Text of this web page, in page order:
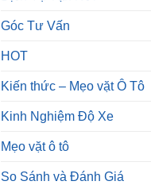
Góc Tư Vấn
HOT
Kiến thức – Mẹo vặt Ô Tô
Kinh Nghiệm Độ Xe
Mẹo vặt ô tô
So Sánh và Đánh Giá